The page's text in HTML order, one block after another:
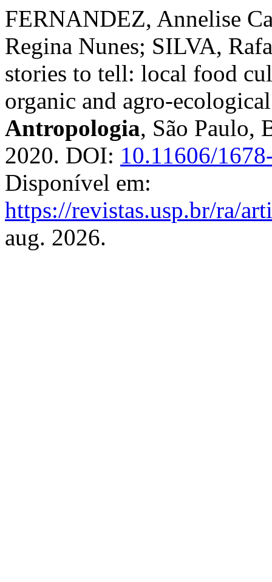
FERNANDEZ, Annelise
Regina Nunes; SILVA,
stories to tell: local food
organic and agro-
Antropologia, São Paulo,
2020. DOI: 10.11606/
Disponível em:
https://revistas.usp.br/ra/
aug. 2026.